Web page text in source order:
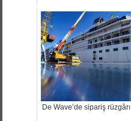
De Wave’de sipariş rüzgârı